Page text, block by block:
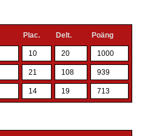
Plac. Delt. Poäng
10 20 1000
21 108 939
14 19 713